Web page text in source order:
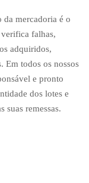
da mercadoria é o
falhas,
adquiridos,
Em todos os nossos
e pronto
dos lotes e
suas remessas.